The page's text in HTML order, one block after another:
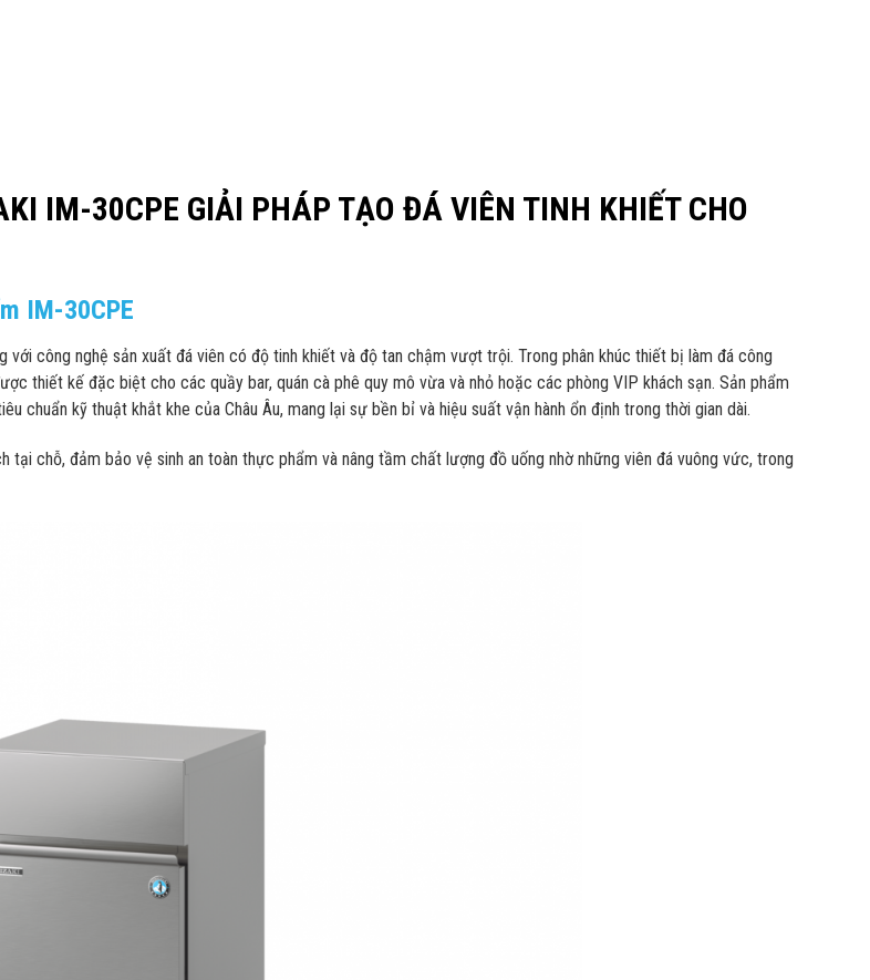
IM-30CPE GIẢI PHÁP TẠO ĐÁ VIÊN TINH KHIẾT CHO
IM-30CPE
công nghệ sản xuất đá viên có độ tinh khiết và độ tan chậm vượt trội. Trong phân khúc thiết bị làm đá công
thiết kế đặc biệt cho các quầy bar, quán cà phê quy mô vừa và nhỏ hoặc các phòng VIP khách sạn. Sản phẩm
chuẩn kỹ thuật khắt khe của Châu Âu, mang lại sự bền bỉ và hiệu suất vận hành ổn định trong thời gian dài.
chỗ, đảm bảo vệ sinh an toàn thực phẩm và nâng tầm chất lượng đồ uống nhờ những viên đá vuông vức, trong